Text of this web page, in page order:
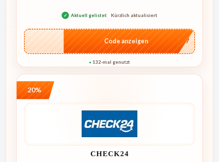
✓ Aktuell gelistet Kürzlich aktualisiert
…E07
Code anzeigen
● 132-mal genutzt
20%
CHECK24